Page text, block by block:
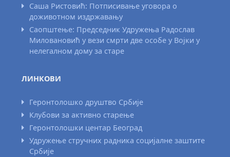
Саша Ристовић: Потписивање уговора о
доживотном издржавању
Саопштење: Председник Удружења Радослав
Миловановић у вези смрти две особе у Војки у
нелегалном дому за старе
ЛИНКОВИ
Геронтолошко друштво Србије
Клубови за активно старење
Геронтолошки центар Београд
Удружење стручних радника социјалне заштите
Србије